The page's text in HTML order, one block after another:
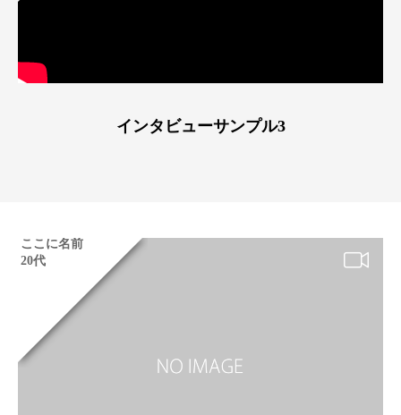
インタビューサンプル3
ここに名前
20代